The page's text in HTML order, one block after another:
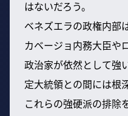
はないだろう。
ベネズエラの政権内部
カベージョ内務大臣や
政治家が依然として強
定大統領との間には根
これらの強硬派の排除